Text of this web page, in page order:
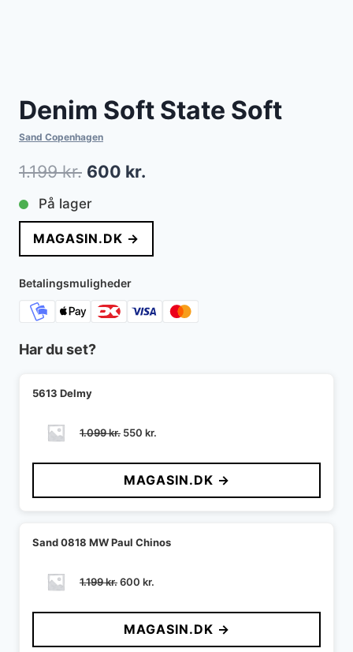
Denim Soft State Soft
Sand Copenhagen
1.199kr. Den
oprindelige
pris
var:
1.199 kr..
600 kr.
pris
er:
På lager
MAGASIN.DK →
Betalingsmuligheder
Har du set?
5613 Delmy
1.099kr. Den
pris
var:
1.099 kr..
550 kr.
pris
er:
550 kr..
MAGASIN.DK →
Sand 0818 MW Paul Chinos
1.199kr.Den
pris
var:
1.199 kr..
600 kr.
pris
er:
600 kr..
MAGASIN.DK →